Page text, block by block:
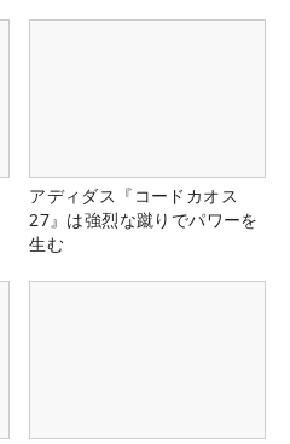
アディダス『コードカオス
27』は強烈な蹴りでパワーを
生む